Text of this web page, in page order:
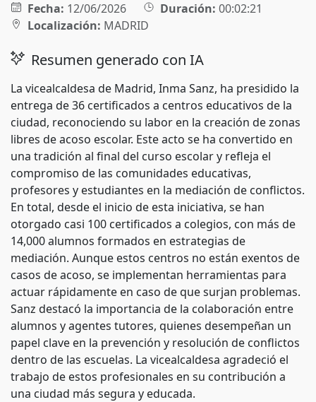
Fecha: 12/06/2026 Duración: 00:02:21
Localización: MADRID
Resumen generado con IA
La vicealcaldesa de Madrid, Inma Sanz, ha presidido la
entrega de 36 certificados a centros educativos de la
ciudad, reconociendo su labor en la creación de zonas
libres de acoso escolar. Este acto se ha convertido en
una tradición al final del curso escolar y refleja el
compromiso de las comunidades educativas,
profesores y estudiantes en la mediación de conflictos.
En total, desde el inicio de esta iniciativa, se han
otorgado casi 100 certificados a colegios, con más de
14,000 alumnos formados en estrategias de
mediación. Aunque estos centros no están exentos de
casos de acoso, se implementan herramientas para
actuar rápidamente en caso de que surjan problemas.
Sanz destacó la importancia de la colaboración entre
alumnos y agentes tutores, quienes desempeñan un
papel clave en la prevención y resolución de conflictos
dentro de las escuelas. La vicealcaldesa agradeció el
trabajo de estos profesionales en su contribución a
una ciudad más segura y educada.